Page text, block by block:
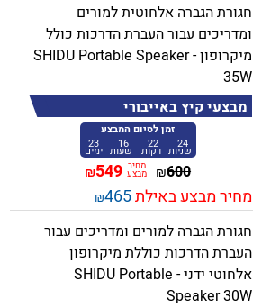
חגורת הגברה אלחוטית למורים
ומדריכים עבור העברת הדרכות כולל
מיקרופון - SHIDU Portable Speaker
35W
מבצעי קיץ באייבורי
זמן לסיום המבצע
24
שניות 22
דקות 16
שעות 23
ימים
600
₪ מחיר
מבצע 549
₪
מחיר מבצע באילת465
₪
חגורת הגברה למורים ומדריכים עבור
העברת הדרכות כוללת מיקרופון
אלחוטי ידני - SHIDU Portable
Speaker 30W